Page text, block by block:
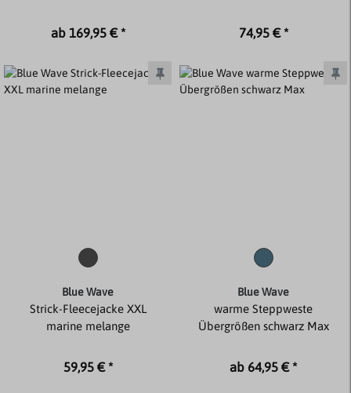
ab 169,95 € * 74,95 € *
Blue Wave
Strick-Fleecejacke XXL
marine melange
59,95 € *
Blue Wave
warme Steppweste
Übergrößen schwarz Max
ab 64,95 € *